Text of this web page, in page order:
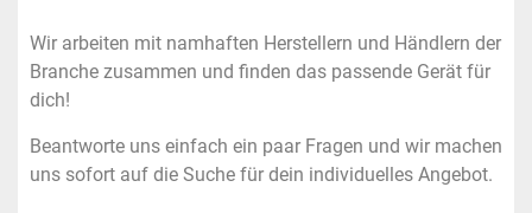
Wir arbeiten mit namhaften Herstellern und Händlern der
Branche zusammen und finden das passende Gerät für
dich!
Beantworte uns einfach ein paar Fragen und wir machen
uns sofort auf die Suche für dein individuelles Angebot.